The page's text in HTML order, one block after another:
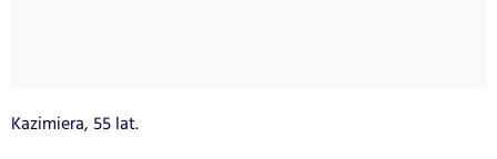
Kazimiera, 55 lat.